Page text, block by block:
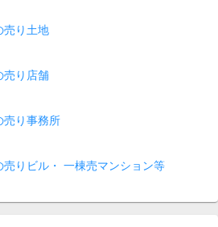
売り土地
売り店舗
売り事務所
りビル・ 一棟売マンション等